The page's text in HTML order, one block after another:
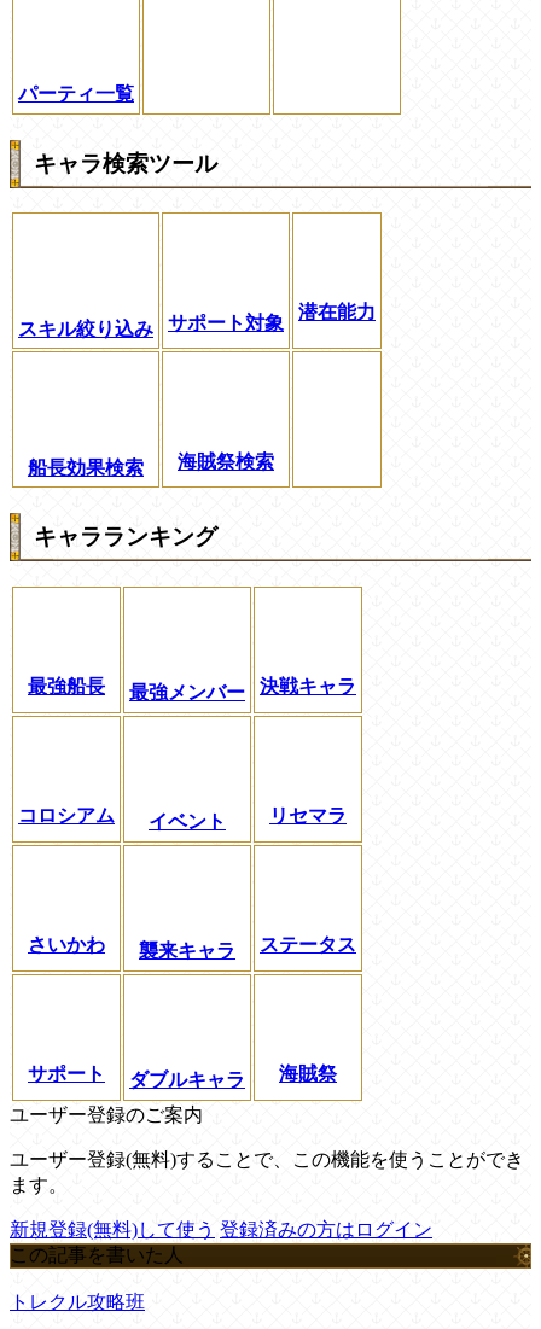
パーティ一覧
キャラ検索ツール
スキル絞り込み サポート対象
潜在能力
船長効果検索 海賊祭検索
キャラランキング
最強船長 最強メンバー 決戦キャラ
コロシアム イベント リセマラ
さいかわ 襲来キャラ ステータス
サポート ダブルキャラ
海賊祭
ユーザー登録のご案内
ユーザー登録(無料)することで、この機能を使うことができ
ます。
新規登録(無料)して使う 登録済みの方はログイン
この記事を書いた人
トレクル攻略班